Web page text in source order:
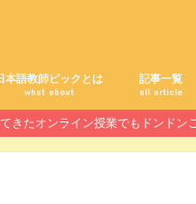
本語教師ピックとは
what about
記事一覧
all article
きたオンライン授業でもドンドン